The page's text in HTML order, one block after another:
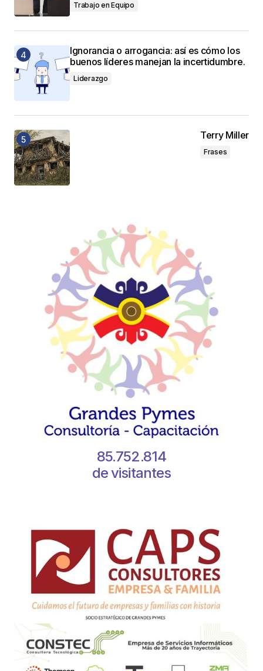
Trabajo en Equipo
Ignorancia o arrogancia: así es cómo los
buenos líderes manejan la incertidumbre.
Liderazgo
Terry Miller
Frases
85.752.814
de visitantes